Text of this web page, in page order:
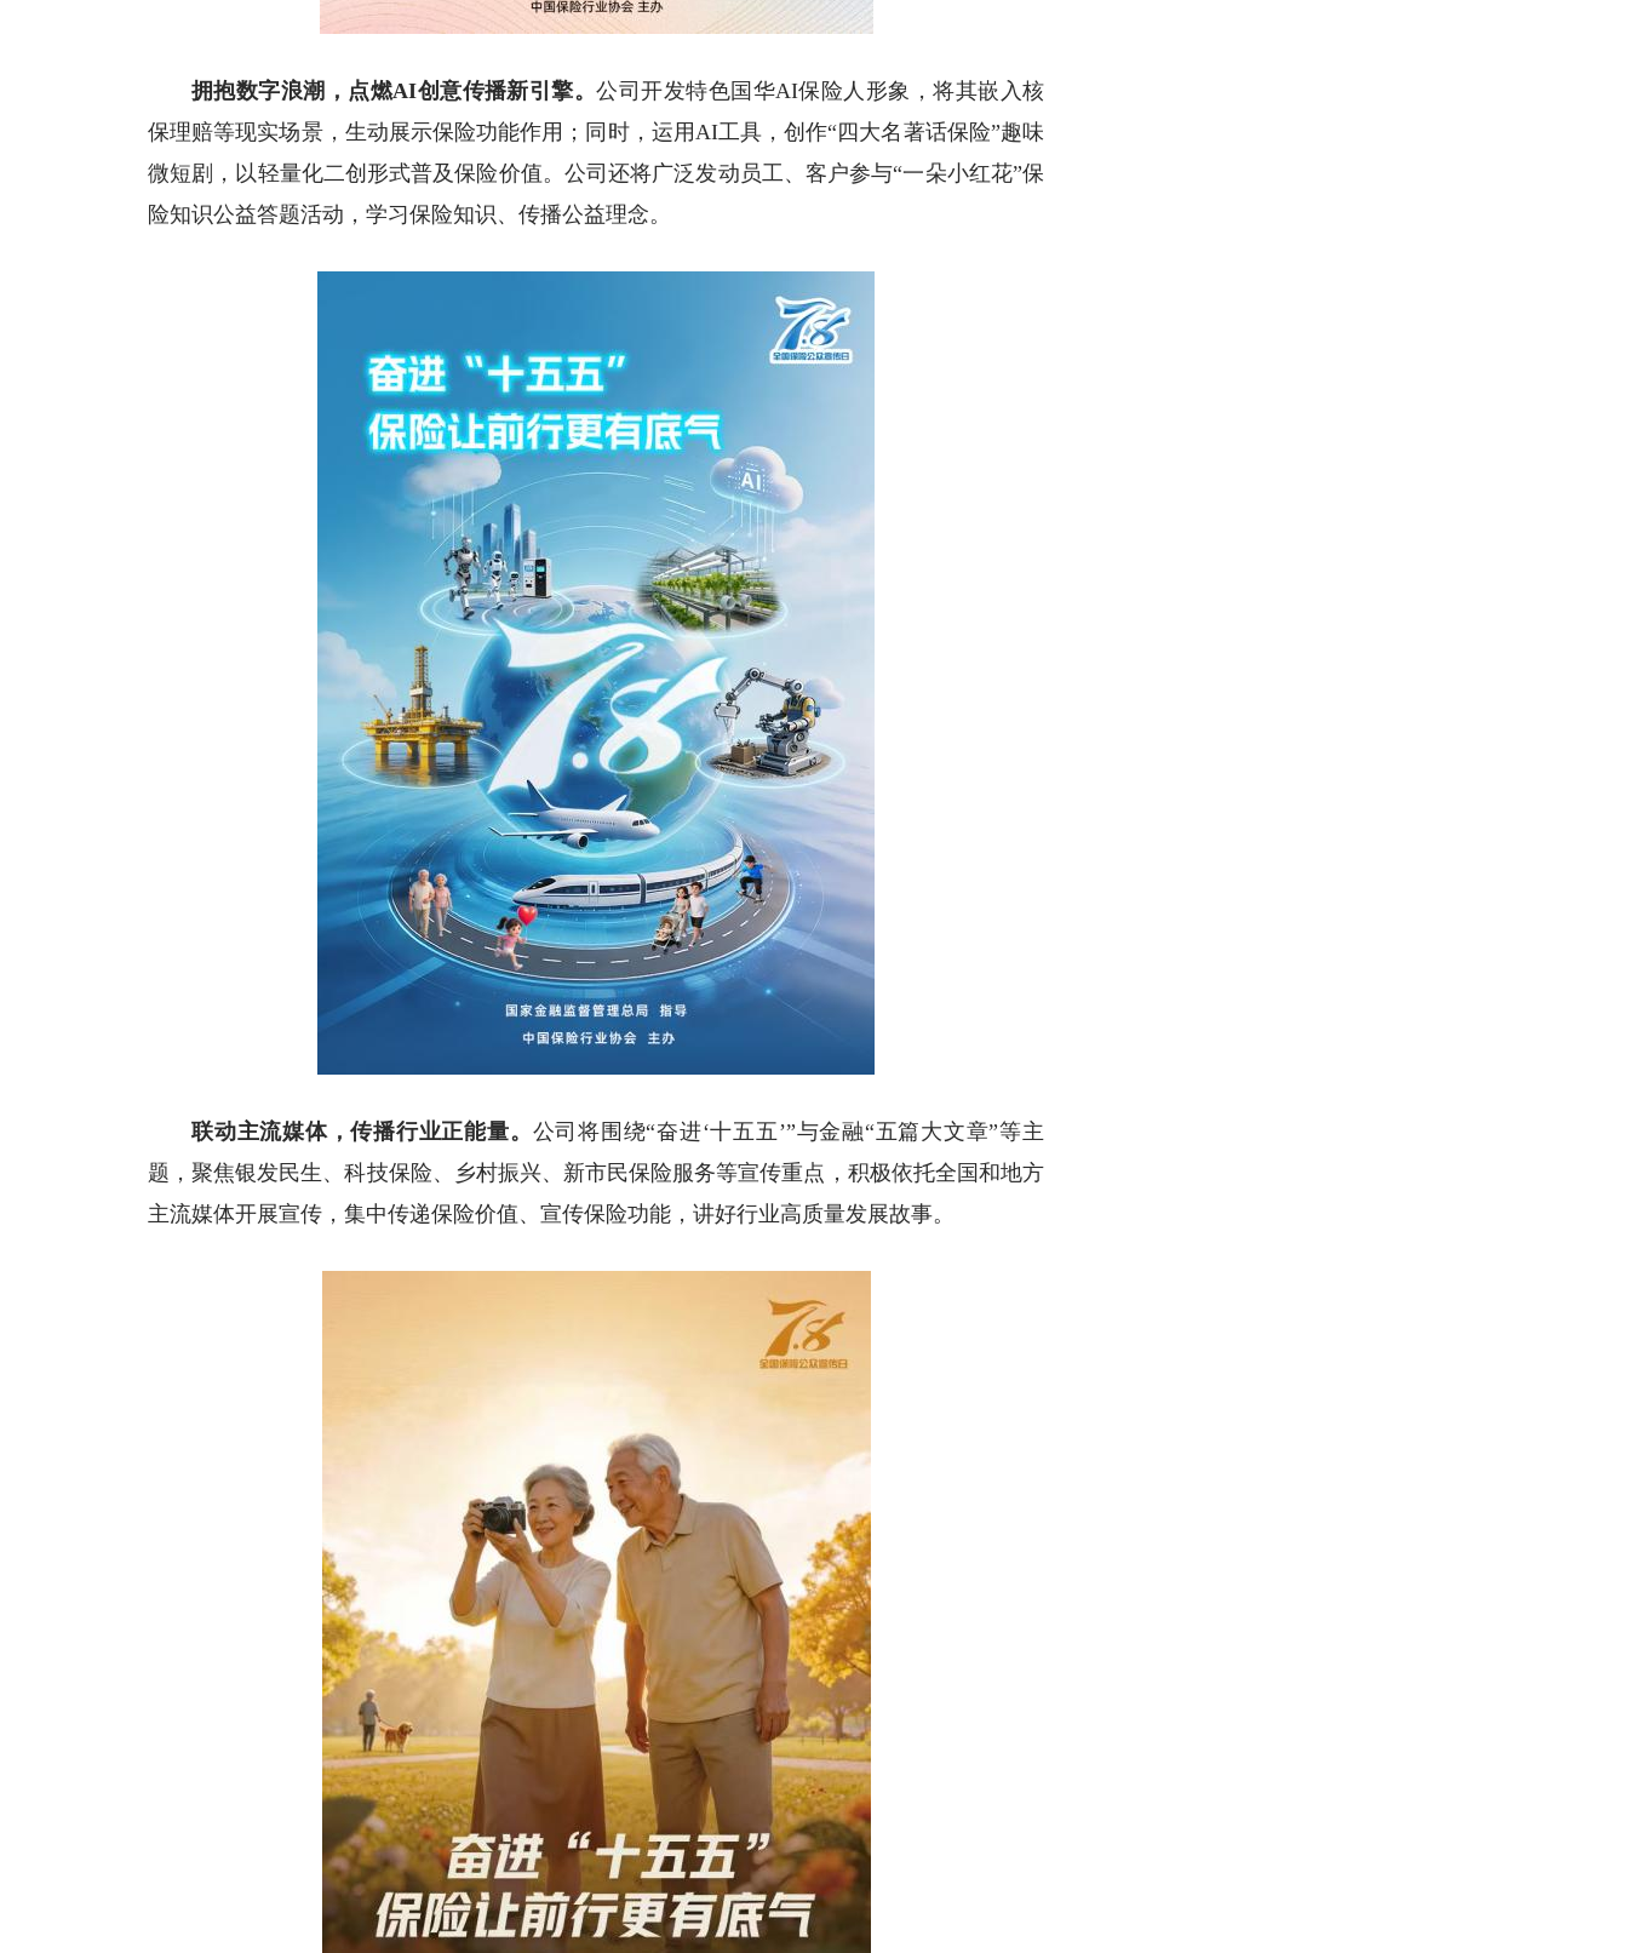
拥抱数字浪潮 ， 点燃AI创意传播新引擎。公司开发特色国华AI保险人形象，将其嵌入核
保理赔等现实场景，生动展示保险功能作用；同时，运用AI工具，创作“四大名著话保险”趣味
微短剧，以轻量化二创形式普及保险价值。公司还将广泛发动员工、客户参与“一朵小红花”保
险知识公益答题活动，学习保险知识、传播公益理念。
联动主流媒体，传播行业正能量。 公司将围绕“奋进‘十五五’”与金融“五篇大文章”等主
题，聚焦银发民生、科技保险、乡村振兴、新市民保险服务等宣传重点，积极依托全国和地方
主流媒体开展宣传，集中传递保险价值、宣传保险功能，讲好行业高质量发展故事。